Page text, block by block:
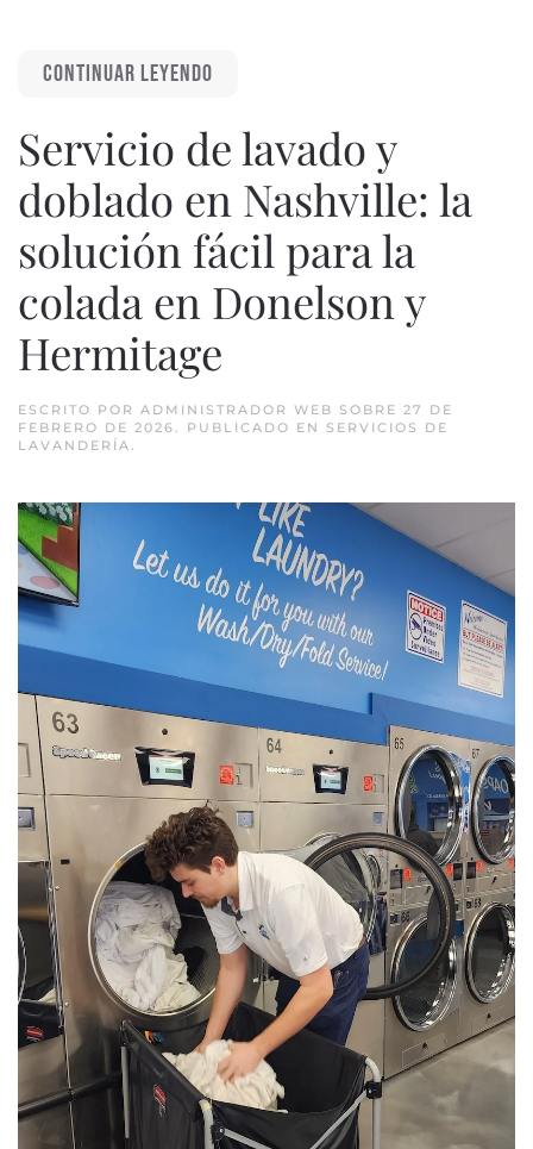
CONTINUAR LEYENDO
Servicio de lavado y
doblado en Nashville: la
solución fácil para la
colada en Donelson y
Hermitage
ESCRITO POR ADMINISTRADOR WEB SOBRE 27 DE
FEBRERO DE 2026. PUBLICADO EN SERVICIOS DE
LAVANDERÍA.